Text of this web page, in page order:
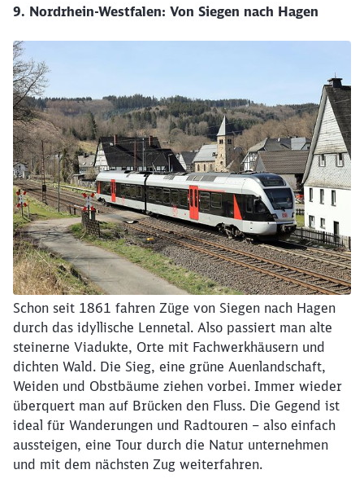
9. Nordrhein-Westfalen: Von Siegen nach Hagen
Schon seit 1861 fahren Züge von Siegen nach Hagen
durch das idyllische Lennetal. Also passiert man alte
steinerne Viadukte, Orte mit Fachwerkhäusern und
dichten Wald. Die Sieg, eine grüne Auenlandschaft,
Weiden und Obstbäume ziehen vorbei. Immer wieder
überquert man auf Brücken den Fluss. Die Gegend ist
ideal für Wanderungen und Radtouren – also einfach
aussteigen, eine Tour durch die Natur unternehmen
und mit dem nächsten Zug weiterfahren.